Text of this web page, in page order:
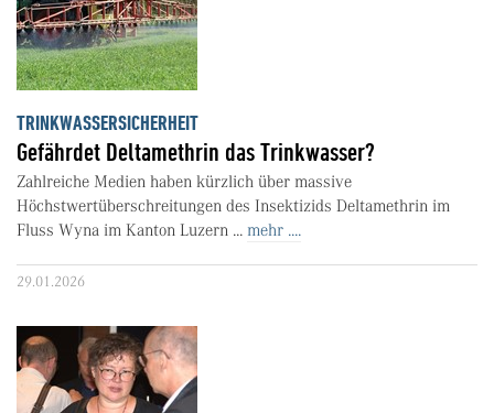
TRINKWASSERSICHERHEIT
Gefährdet Deltamethrin das Trinkwasser?
Zahlreiche Medien haben kürzlich über massive
Höchstwertüberschreitungen des Insektizids Deltamethrin im
Fluss Wyna im Kanton Luzern ... mehr ....
29.01.2026